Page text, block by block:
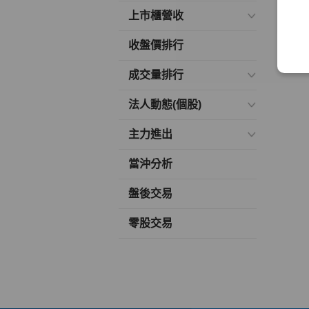
上市櫃營收
收盤價排行
成交量排行
法人動態(個股)
主力進出
當沖分析
盤後交易
零股交易